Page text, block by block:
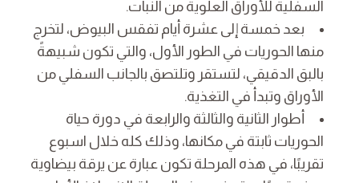
السفلية للأوراق العلوية من النبات.
بعد خمسة إلى عشرة أيام تفقس البيوض، لتخرج
منها الحوريات في الطور الأول، والتي تكون شبيهةً
بالبق الدقيقي، لتستقر وتلتصق بالجانب السفلي من
الأوراق وتبدأ في التغذية.
أطوار الثانية والثالثة والرابعة في دورة حياة
الحوريات ثابتة في مكانها، وذلك كله خلال اسبوع
تقريبًا، في هذه المرحلة تكون عبارة عن يرقة بيضاوية